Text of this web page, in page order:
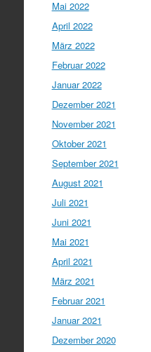
Mai 2022
April 2022
März 2022
Februar 2022
Januar 2022
Dezember 2021
November 2021
Oktober 2021
September 2021
August 2021
Juli 2021
Juni 2021
Mai 2021
April 2021
März 2021
Februar 2021
Januar 2021
Dezember 2020